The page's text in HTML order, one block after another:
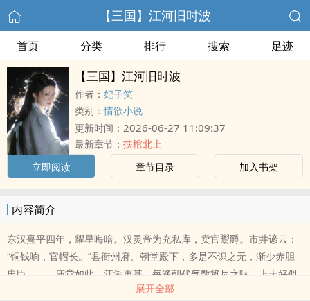
【三国】江河旧时波
首页 分类 排行 搜索 足迹
【三国】江河旧时波
作者： 妃子笑
类别：情欲小说
更新时间： 2026-06-27 11:09:37
最新章节： 扶棺北上
立即阅读
章节目录 加入书架
内容简介
东汉熹平四年，耀星晦暗。汉灵帝为充私库，卖官鬻爵。市井谚云：
“铜钱响，官帽长。”县衙州府、朝堂殿下，多是不识之无，渐少赤胆
忠臣。 庙堂如此，江湖更甚。每逢朝代气数将尽之际，上天好似
也下了预警，总是连年灾荒。兼之赋税如豺，胥吏似虎，以至家破。
展开全部